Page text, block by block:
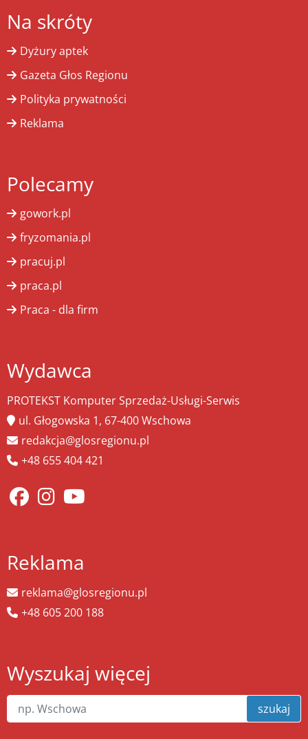
Na skróty
Dyżury aptek
Gazeta Głos Regionu
Polityka prywatności
Reklama
Polecamy
gowork.pl
fryzomania.pl
pracuj.pl
praca.pl
Praca - dla firm
Wydawca
PROTEKST Komputer Sprzedaż-Usługi-Serwis
ul. Głogowska 1, 67-400 Wschowa
redakcja@glosregionu.pl
+48 655 404 421
Reklama
reklama@glosregionu.pl
+48 605 200 188
Wyszukaj więcej
szukaj